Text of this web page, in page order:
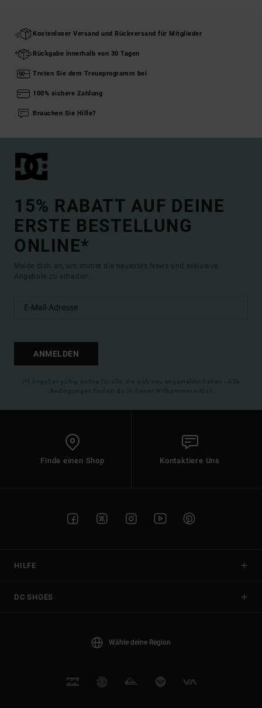
Kostenloser Versand und Rückversand für Mitglieder
Rückgabe innerhalb von 30 Tagen
Treten Sie dem Treueprogramm bei
100% sichere Zahlung
Brauchen Sie Hilfe?
15% RABATT AUF DEINE
ERSTE BESTELLUNG
ONLINE*
Melde dich an, um immer die neuesten News und exklusive
Angebote zu erhalten.
ANMELDEN
(*) Angebot gültig online für alle, die sich neu angemeldet haben - Alle
Bedingungen findest du in deiner Willkommens-Mail
Finde einen Shop Kontaktiere Uns
HILFE
DC SHOES
Wähle deine Region